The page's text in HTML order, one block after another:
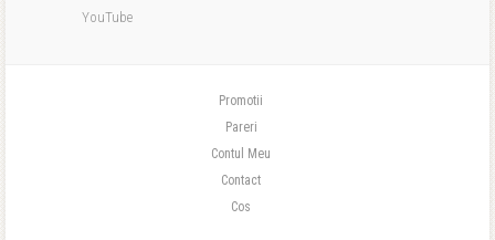
YouTube
Promotii
Pareri
Contul Meu
Contact
Cos